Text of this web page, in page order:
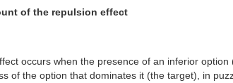
of the repulsion effect
occurs when the presence of an inferior option
of the option that dominates it (the target), in